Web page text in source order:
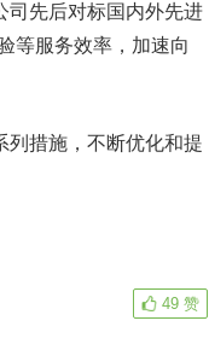
先后对标国内外先进
等服务效率，加速向
措施，不断优化和提
49 赞